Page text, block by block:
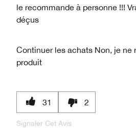
le recommande à personne !!!
déçus
Continuer les achats Non, je ne
produit
31 2
Signaler Cet Avis